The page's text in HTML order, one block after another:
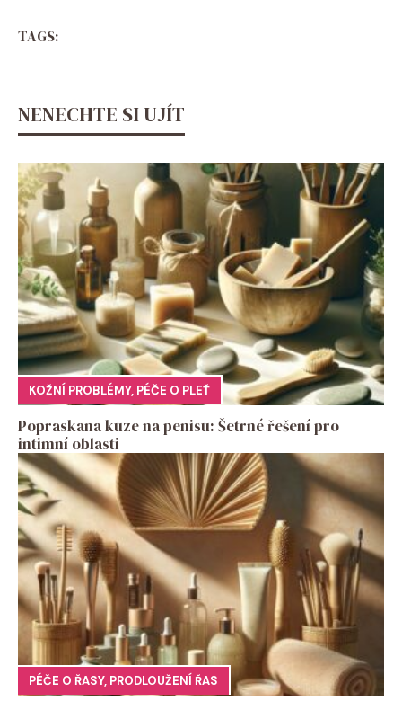
TAGS:
NENECHTE SI UJÍT
KOŽNÍ PROBLÉMY, PÉČE O PLEŤ
Popraskana kuze na penisu: Šetrné řešení pro
intimní oblasti
PÉČE O ŘASY, PRODLOUŽENÍ ŘAS